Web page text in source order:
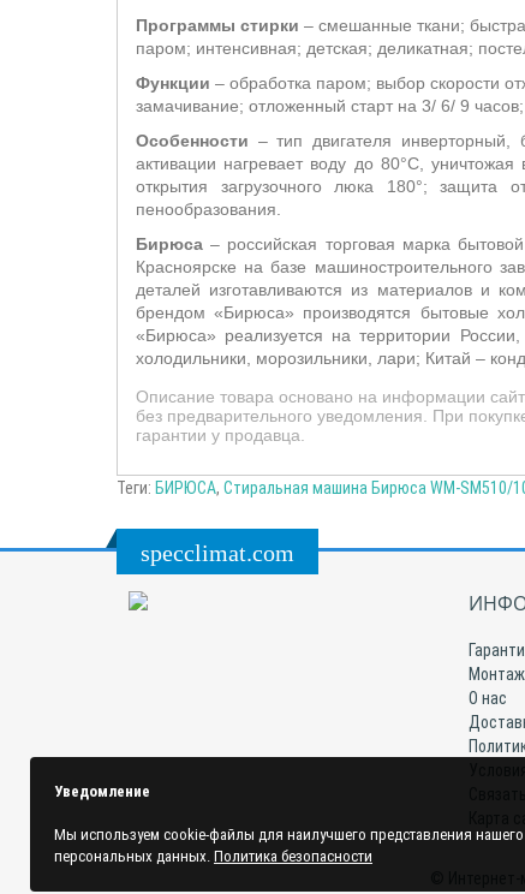
Программы стирки – смешанные ткани;
паром; интенсивная; детская; деликатная;
Функции – обработка паром; выбор скорости
замачивание; отложенный старт на 3/ 6/ 9 часов;
Особенности – тип двигателя инверторный,
активации нагревает воду до 80°С,
открытия загрузочного люка 180°; защита
пенообразования.
Бирюса – российская торговая марка
Красноярске на базе машиностроительного
деталей изготавливаются из материалов и
брендом «Бирюса» производятся бытовые
«Бирюса» реализуется на территории
холодильники, морозильники, лари; Китай –
Описание товара основано на информации
без предварительного уведомления. При
гарантии у продавца.
Теги: БИРЮСА, Стиральная машина Бирюса WM-SM510/
specclimat.com
Монтаж
О нас
Уведомление
Мы используем cookie-файлы для наилучшего представления
персональных данных. Политика безопасности